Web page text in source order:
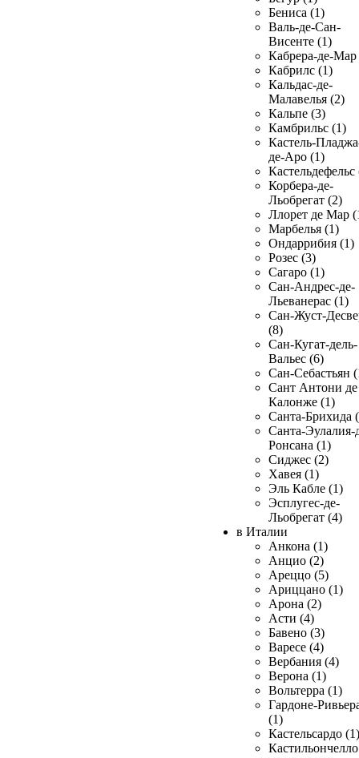
Бениса (1)
Валь-де-Сан-
Висенте (1)
Кабрера-де-Мар
Кабрилс (1)
Кальдас-де-
Малавелья (2)
Кальпе (3)
Камбрильс (1)
Кастель-
де-Аро (1)
Кастельдефельс
Корбера-де-
Льобрегат (2)
Ллорет де Мар
Марбелья (1)
Ондаррибия (1)
Розес (3)
Сагаро (1)
Сан-Андрес-де-
Льеванерас (1)
Сан-Жуст-
(8)
Сан-Кугат-дель-
Вальес (6)
Сан-Себастьян
Сант Антони де
Калонже (1)
Санта-Брихида
Санта-Эулалия-
Ронсана (1)
Сиджес (2)
Хавея (1)
Эль Кабле (1)
Эсплугес-де-
Льобрегат (4)
в Италии
Анкона (1)
Анцио (2)
Ареццо (5)
Ариццано (1)
Арона (2)
Асти (4)
Бавено (3)
Варесе (4)
Вербания (4)
Верона (1)
Вольтерра (1)
Гардоне-
(1)
Кастельсардо (1)